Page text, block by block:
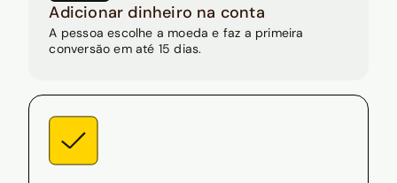
Adicionar dinheiro na conta
A pessoa escolhe a moeda e faz a primeira
conversão em até 15 dias.